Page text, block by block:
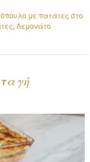
με πατάτες στο
,Λεμονάτο